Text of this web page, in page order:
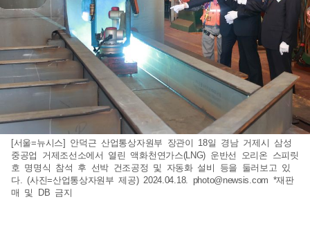
[서울=뉴시스] 안덕근 산업통상자원부 장관이 18일 경남 거제시 삼성
중공업 거제조선소에서 열린 액화천연가스(LNG) 운반선 오리온 스피릿
호 명명식 참석 후 선박 건조공정 및 자동화 설비 등을 둘러보고 있
다. (사진=산업통상자원부 제공) 2024.04.18. photo@newsis.com *재판
매 및 DB 금지